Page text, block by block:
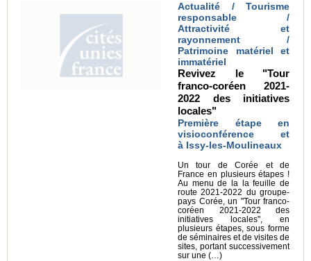
Actualité / Tourisme
responsable /
Attractivité et
rayonnement /
Patrimoine matériel et
immatériel
Revivez le "Tour
franco-coréen 2021-
2022 des initiatives
locales"
Première étape en
visioconférence et
à Issy-les-Moulineaux
Un tour de Corée et de
France en plusieurs étapes !
Au menu de la la feuille de
route 2021-2022 du groupe-
pays Corée, un "Tour franco-
coréen 2021-2022 des
initiatives locales", en
plusieurs étapes, sous forme
de séminaires et de visites de
sites, portant successivement
sur une (…)